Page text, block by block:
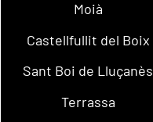
Moià
Castellfullit del Boix
Sant Boi de Lluçanès
Terrassa